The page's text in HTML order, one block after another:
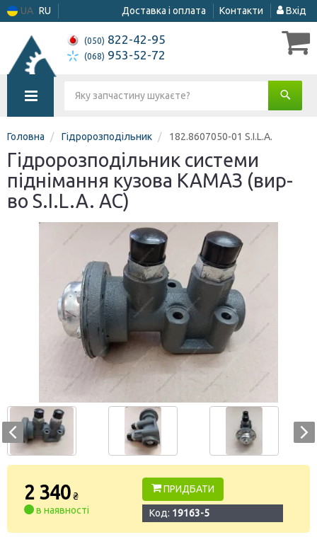
UA RU Доставка і оплата Контакти Вхід
(050) 822-42-95
(068) 953-52-72
Головна Гідророзподільник 182.8607050-01 S.I.L.A.
Гідророзподільник системи
піднімання кузова КАМАЗ (вир-
во S.I.L.A. AC)
2 340₴
в наявності
ПРИДБАТИ
Код: 19163-5